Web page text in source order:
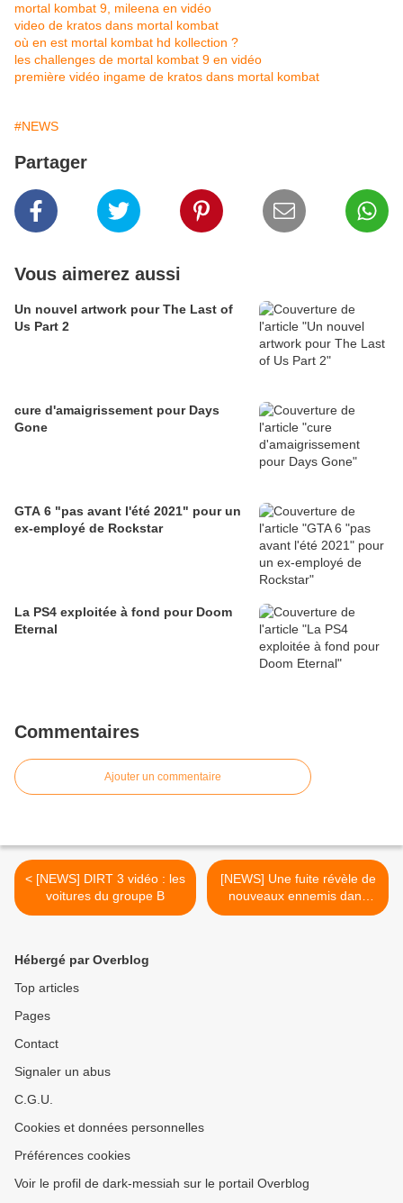
mortal kombat 9, mileena en vidéo
video de kratos dans mortal kombat
où en est mortal kombat hd kollection ?
les challenges de mortal kombat 9 en vidéo
première vidéo ingame de kratos dans mortal kombat
#NEWS
Partager
Vous aimerez aussi
Un nouvel artwork pour The Last of
Us Part 2
cure d'amaigrissement pour Days
Gone
GTA 6 "pas avant l'été 2021" pour un
ex-employé de Rockstar
La PS4 exploitée à fond pour Doom
Eternal
Commentaires
Ajouter un commentaire
< [NEWS] DIRT 3 vidéo : les
voitures du groupe B
[NEWS] Une fuite révèle de
nouveaux ennemis dans
Batman: Arkham City >
Hébergé par Overblog
Top articles
Pages
Contact
Signaler un abus
C.G.U.
Cookies et données personnelles
Préférences cookies
Voir le profil de dark-messiah sur le portail Overblog